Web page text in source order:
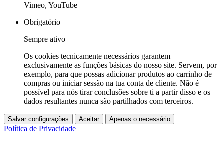
Vimeo, YouTube
Obrigatório
Sempre ativo
Os cookies tecnicamente necessários garantem
exclusivamente as funções básicas do nosso site. Servem, por
exemplo, para que possas adicionar produtos ao carrinho de
compras ou iniciar sessão na tua conta de cliente. Não é
possível para nós tirar conclusões sobre ti a partir disso e os
dados resultantes nunca são partilhados com terceiros.
Salvar configurações Aceitar Apenas o necessário
Política de Privacidade